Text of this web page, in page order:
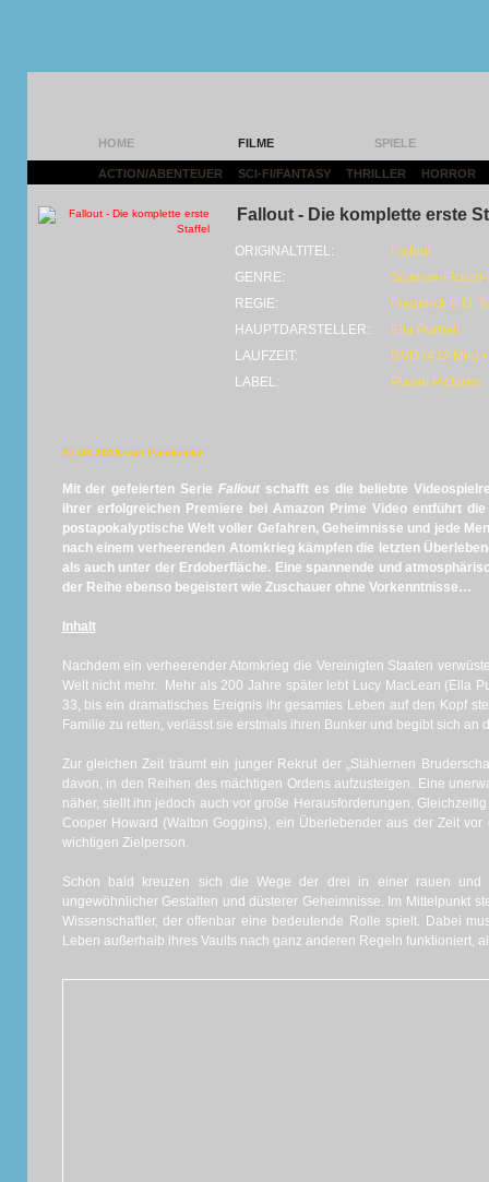
HOME FILME SPIELE
ACTION/ABENTEUER SCI-FI/FANTASY THRILLER HORROR
Fallout - Die komplette erste
ORIGINALTITEL:
Fallout
GENRE:
Science-
REGIE:
Frederick E.O.
HAUPTDARSTELLER:
Ella Purnell
LAUFZEIT:
DVD (432 Min)
LABEL:
Plaion Pictures
27.06.2026 von Panikmike
Mit der gefeierten SerieFallout schafft es die beliebte
ihrer erfolgreichen Premiere bei Amazon Prime Video entführt
postapokalyptische Welt voller Gefahren, Geheimnisse und jede
nach einem verheerenden Atomkrieg kämpfen die letzten
als auch unter der Erdoberfläche. Eine spannende und
der Reihe ebenso begeistert wie Zuschauer ohne Vorkenntnisse…
Inhalt
Nachdem ein verheerender Atomkrieg die Vereinigten Staaten
Welt nicht mehr. Mehr als 200 Jahre später lebt Lucy MacLean (Ella
33, bis ein dramatisches Ereignis ihr gesamtes Leben auf den Kopf
Familie zu retten, verlässt sie erstmals ihren Bunker und begibt sich an
Zur gleichen Zeit träumt ein junger Rekrut der „Stählernen
davon, in den Reihen des mächtigen Ordens aufzusteigen. Eine
näher, stellt ihn jedoch auch vor große Herausforderungen.
Cooper Howard (Walton Goggins), ein Überlebender aus der Zeit
wichtigen Zielperson.
Schon bald kreuzen sich die Wege der drei in einer rauen und
ungewöhnlicher Gestalten und düsterer Geheimnisse. Im Mittelpunkt
Wissenschaftler, der offenbar eine bedeutende Rolle spielt. Dabei
Leben außerhalb ihres Vaults nach ganz anderen Regeln funktioniert,